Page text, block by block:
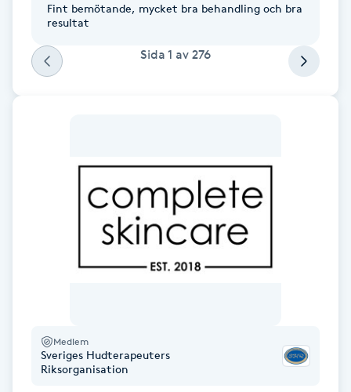
Föning
Gel naglar
Gellack med förstärkning
Gruppträning
Fint bemötande, mycket bra behandling och bra
resultat
Sida 1 av 276
Medlem
Sveriges Hudterapeuters
Riksorganisation